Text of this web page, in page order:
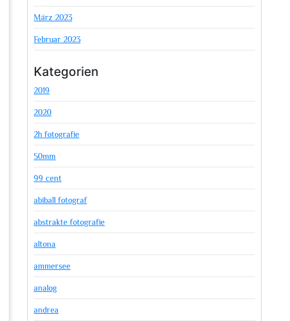
März 2023
Februar 2023
Kategorien
2019
2020
2h fotografie
50mm
99 cent
abiball fotograf
abstrakte fotografie
altona
ammersee
analog
andrea